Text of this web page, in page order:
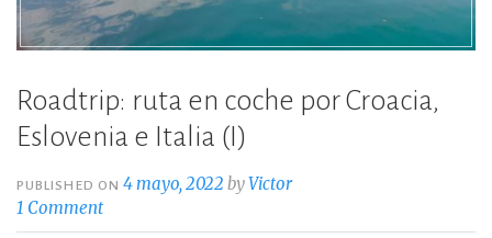
Roadtrip: ruta en coche por Croacia,
Eslovenia e Italia (I)
PUBLISHED ON4 mayo, 2022 byVictor
1 Comment